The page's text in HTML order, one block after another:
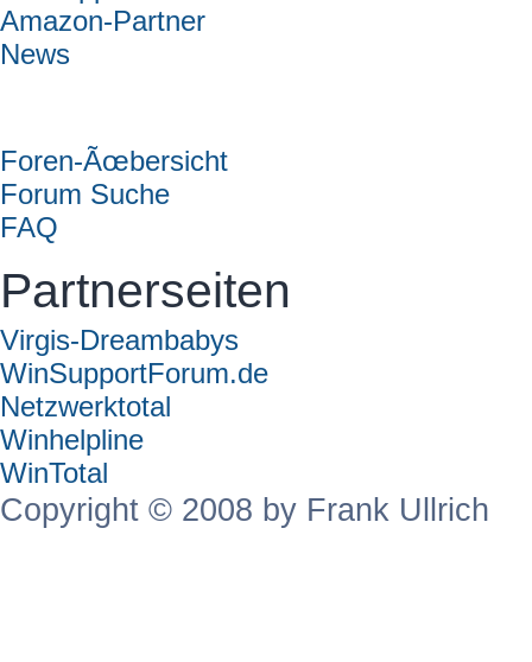
Amazon-Partner
News
Foren-Ãœbersicht
Forum Suche
FAQ
Partnerseiten
Virgis-Dreambabys
WinSupportForum.de
Netzwerktotal
Winhelpline
WinTotal
Copyright © 2008 by Frank Ullrich